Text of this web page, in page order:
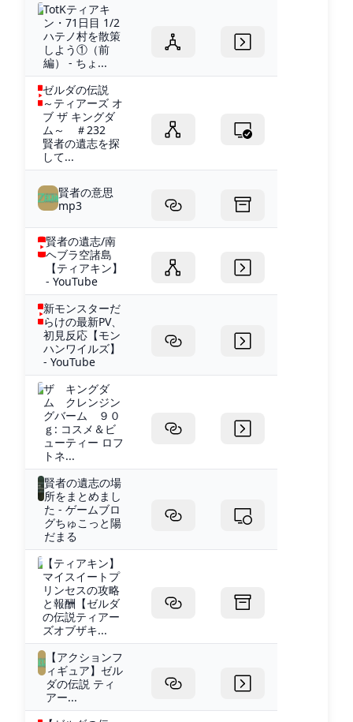
TotKティアキ
ン・71日目 1/2
ハテノ村を散策
しよう①（前
編） - ちょ...
ゼルダの伝説
～ティアーズ オ
ブ ザ キングダ
ム～ ＃232
賢者の遺志を探
して...
賢者の意思
mp3
賢者の遺志/南
ヘブラ空諸島
【ティアキン】
- YouTube
新モンスターだ
らけの最新PV、
初見反応【モン
ハンワイルズ】
- YouTube
ザ キングダ
ム クレンジン
グバーム ９０
ｇ: コスメ＆ビ
ューティー ロフ
トネ...
賢者の遺志の場
所をまとめまし
た - ゲームブロ
グちゅこっと陽
だまる
【ティアキン】
マイスイートプ
リンセスの攻略
と報酬【ゼルダ
の伝説ティアー
ズオブザキ...
【アクションフ
ィギュア】ゼル
ダの伝説 ティ
アー...